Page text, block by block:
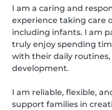
I am a caring and
experience taking care
including infants. I am
truly enjoy spending
with their daily
development.
I am reliable, flexible,
support families in